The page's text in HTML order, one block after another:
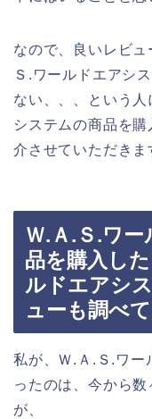
なので、良いレビ
Ｓ.ワールドエアシ
ない、、、という
システムの商品を
介させていただきま
Ｗ.Ａ.Ｓ.ワ
品を購入し
ルドエアシ
ューも調べ
私が、Ｗ.Ａ.Ｓ.ワー
ったのは、今から
が、